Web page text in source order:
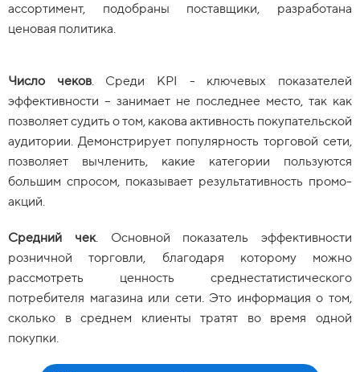
ассортимент, подобраны поставщики, разработана
ценовая политика.
Число чеков. Среди KPI - ключевых показателей
эффективности – занимает не последнее место, так как
позволяет судить о том, какова активность покупательской
аудитории. Демонстрирует популярность торговой сети,
позволяет вычленить, какие категории пользуются
большим спросом, показывает результативность промо-
акций.
Cредний чек. Основной показатель эффективности
розничной торговли, благодаря которому можно
рассмотреть ценность среднестатистического
потребителя магазина или сети. Это информация о том,
сколько в среднем клиенты тратят во время одной
покупки.